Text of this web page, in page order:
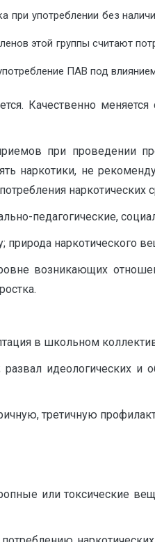
употреблении без
этой группы считают
ПАВ под
Качественно
при проведении
наркотики, не
наркотических
педагогические,
природа наркотического
возникающих
в школьном
идеологических и
третичную
или токсические